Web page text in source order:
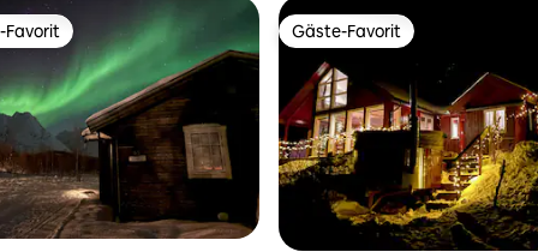
4,95 von 5, 103 Bewertungen
Gäste-Favorit.
Favorit Gäste-Favorit
Gäste-Favorit